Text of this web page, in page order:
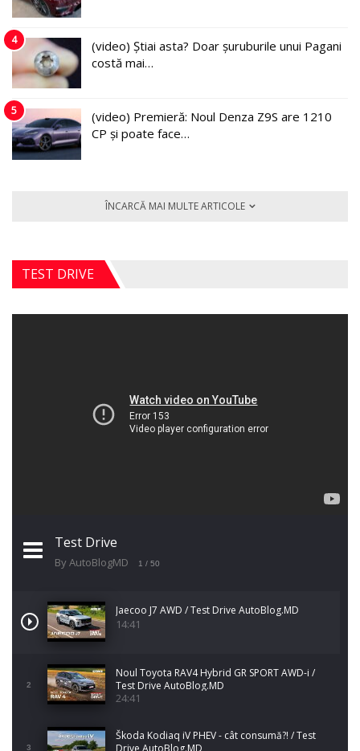
4
(video) Știai asta? Doar șuruburile unui Pagani
costă mai…
5
(video) Premieră: Noul Denza Z9S are 1210
CP și poate face…
ÎNCARCĂ MAI MULTE ARTICOLE
TEST DRIVE
Test Drive
By AutoBlogMD 1 / 50
Jaecoo J7 AWD / Test Drive AutoBlog.MD
14:41
2
Noul Toyota RAV4 Hybrid GR SPORT AWD-i /
Test Drive AutoBlog.MD
24:41
3
Škoda Kodiaq iV PHEV - cât consumă?! / Test
Drive AutoBlog.MD